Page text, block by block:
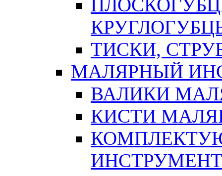
ТИСКИ,
МАЛЯРНЫЙ
ВАЛИКИ
КИСТИ